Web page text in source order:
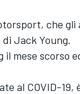
che
di Jack Young.
mese scorso
al COVID-